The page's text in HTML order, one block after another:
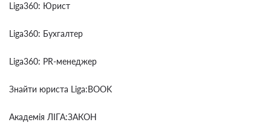
Liga360: Юрист
Liga360: Бухгалтер
Liga360: PR-менеджер
Знайти юриста Liga:BOOK
Академія ЛІГА:ЗАКОН